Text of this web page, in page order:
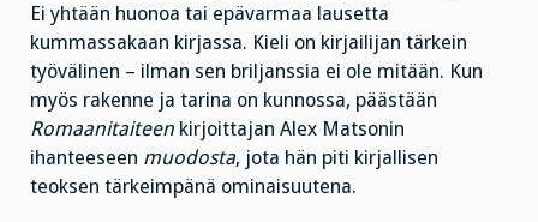
Ei yhtään huonoa tai epävarmaa lausetta
kummassakaan kirjassa. Kieli on kirjailijan tärkein
työvälinen – ilman sen briljanssia ei ole mitään. Kun
myös rakenne ja tarina on kunnossa, päästään
Romaanitaiteen kirjoittajan Alex Matsonin
ihanteeseen muodosta, jota hän piti kirjallisen
teoksen tärkeimpänä ominaisuutena.